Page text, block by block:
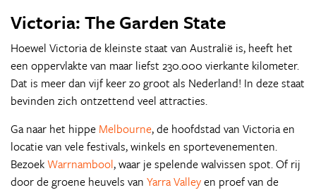
Victoria: The Garden State
Hoewel Victoria de kleinste staat van Australië is, heeft het
een oppervlakte van maar liefst 230.000 vierkante kilometer.
Dat is meer dan vijf keer zo groot als Nederland! In deze staat
bevinden zich ontzettend veel attracties.
Ga naar het hippe Melbourne, de hoofdstad van Victoria en
locatie van vele festivals, winkels en sportevenementen.
BezoekWarrnambool, waar je spelende walvissen spot. Of rij
door de groene heuvels van Yarra Valleyen proef van de